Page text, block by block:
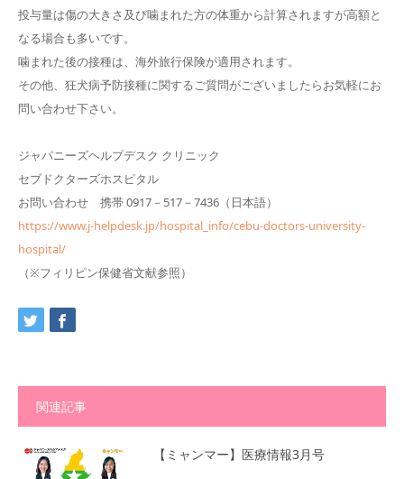
投与量は傷の大きさ及び噛まれた方の体重から計算されますが高額と
なる場合も多いです。
噛まれた後の接種は、海外旅行保険が適用されます。
その他、狂犬病予防接種に関するご質問がございましたらお気軽にお
問い合わせ下さい。
ジャパニーズヘルプデスク クリニック
セブドクターズホスピタル
お問い合わせ 携帯 0917－517－7436（日本語）
https://www.j-helpdesk.jp/hospital_info/cebu-doctors-university-
hospital/
（※フィリピン保健省文献参照）
関連記事
【ミャンマー】医療情報3月号